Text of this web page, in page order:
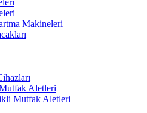
Makineleri
Aletleri
Mutfak Aletleri